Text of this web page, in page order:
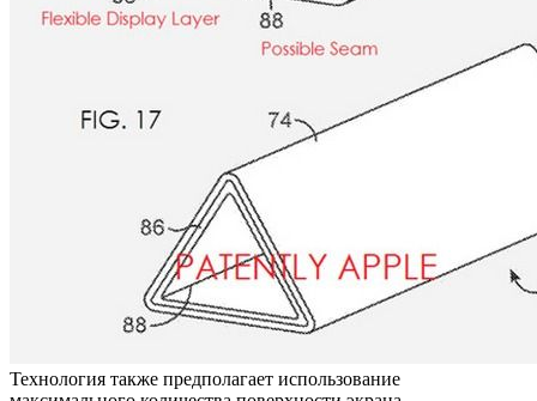
Технология также предполагает использование